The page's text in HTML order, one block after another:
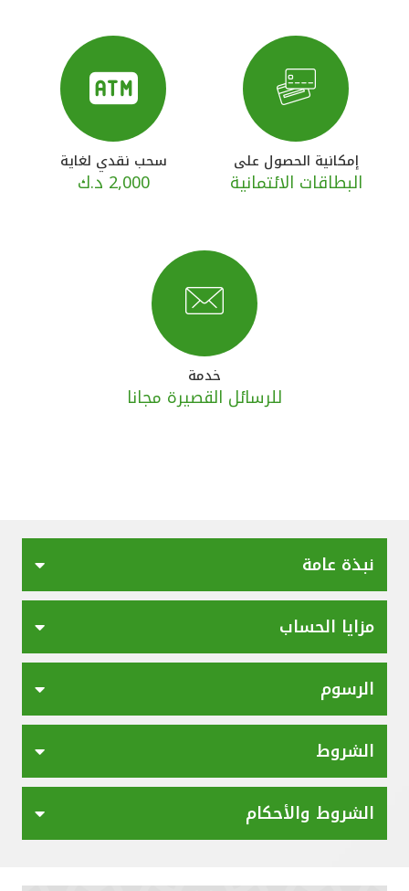
القنوات المصرفية
أدوات وخدمات
خدمات ما بعد البيع
مواقع الفروع وأجهزة الصرف الآلي
مملكة البحرين
إمكانية الحصول على
البطاقات الائتمانية
سحب نقدي لغاية
2,000 د.ك
خدمة
للرسائل القصيرة مجانا
نبذة عامة
مزايا الحساب
الرسوم
الشروط
الشروط والأحكام